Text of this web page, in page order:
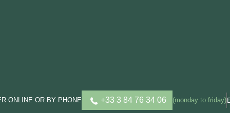
ONLINE OR BY PHONE +33 3 84 76 34 06 (monday to friday)